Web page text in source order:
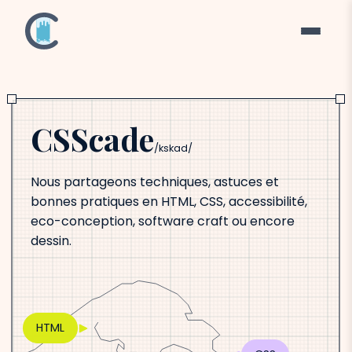
CSScade/kskad/
Nous partageons techniques, astuces et
bonnes pratiques en HTML, CSS, accessibilité,
eco-conception,software craft ou encore
dessin.
HTML